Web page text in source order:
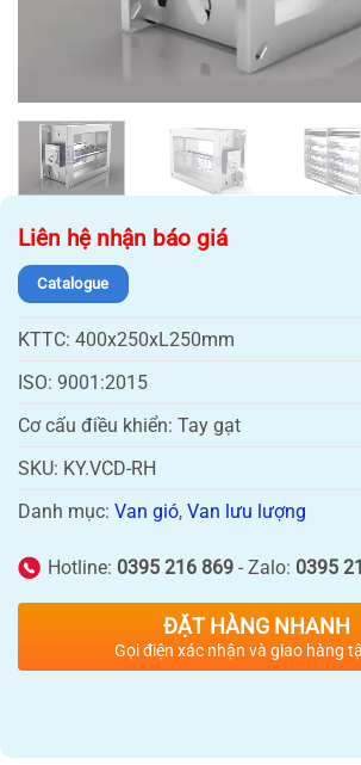
NAM
Liên hệ nhận báo giá
Catalogue
KTTC: 400x250xL250mm
ISO: 9001:2015
Cơ cấu điều khiển: Tay gạt
SKU: KY.VCD-RH
Danh mục: Van gió, Van lưu lượng
Hotline: 0395 216 869 - Zalo: 0395
ĐẶT HÀNG NHANH
Gọi điện xác nhận và giao hàng